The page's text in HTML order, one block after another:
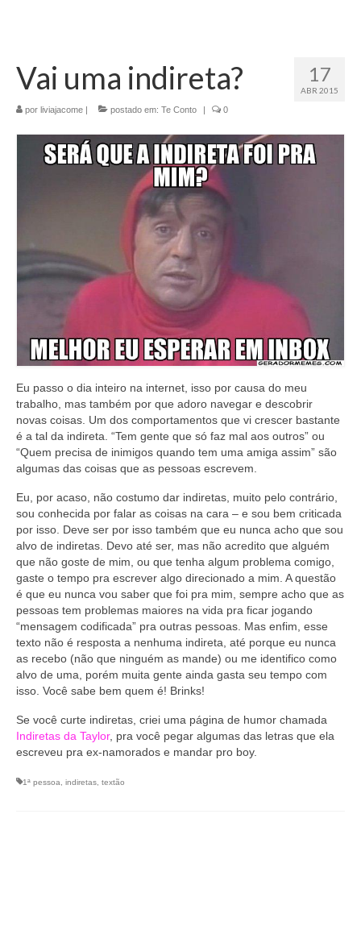
17
ABR 2015
Vai uma indireta?
por liviajacome | postado em: Te Conto | 0
Eu passo o dia inteiro na internet, isso por causa do meu
trabalho, mas também por que adoro navegar e descobrir
novas coisas. Um dos comportamentos que vi crescer bastante
é a tal da indireta. “Tem gente que só faz mal aos outros” ou
“Quem precisa de inimigos quando tem uma amiga assim” são
algumas das coisas que as pessoas escrevem.
Eu, por acaso, não costumo dar indiretas, muito pelo contrário,
sou conhecida por falar as coisas na cara – e sou bem criticada
por isso. Deve ser por isso também que eu nunca acho que sou
alvo de indiretas. Devo até ser, mas não acredito que alguém
que não goste de mim, ou que tenha algum problema comigo,
gaste o tempo pra escrever algo direcionado a mim. A questão
é que eu nunca vou saber que foi pra mim, sempre acho que as
pessoas tem problemas maiores na vida pra ficar jogando
“mensagem codificada” pra outras pessoas. Mas enfim, esse
texto não é resposta a nenhuma indireta, até porque eu nunca
as recebo (não que ninguém as mande) ou me identifico como
alvo de uma, porém muita gente ainda gasta seu tempo com
isso. Você sabe bem quem é! Brinks!
Se você curte indiretas, criei uma página de humor chamada
Indiretas da Taylor, pra você pegar algumas das letras que ela
escreveu pra ex-namorados e mandar pro boy.
1ª pessoa indiretas textão